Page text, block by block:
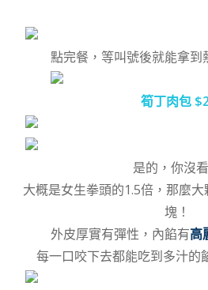
點完餐，等叫號後就能拿到
筍丁肉包
是的，你沒
大概是女生拳頭的1.5倍，那麼
塊！
外皮厚實有彈性，內餡有高
每一口咬下去都能吃到多汁的